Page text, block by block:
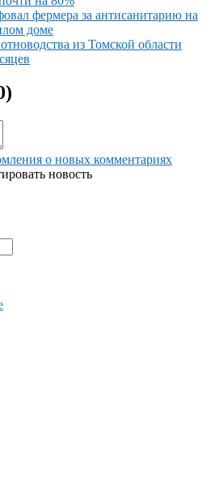
фермера за антисанитарию на
доме
из Томской области
)
о новых комментариях
новость